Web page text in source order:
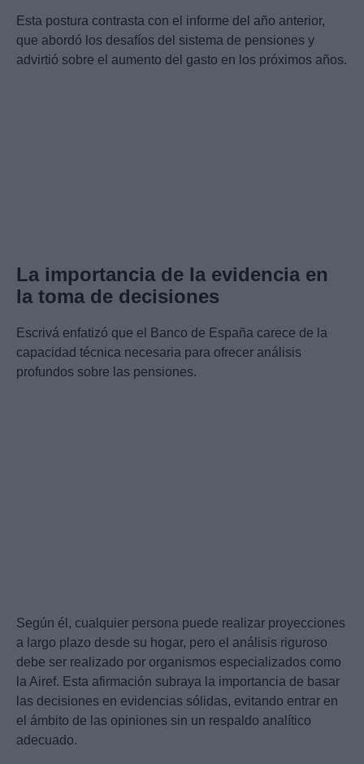
Esta postura contrasta con el informe del año anterior,
que abordó los desafíos del sistema de pensiones y
advirtió sobre el aumento del gasto en los próximos años.
La importancia de la evidencia en
la toma de decisiones
Escrivá enfatizó que el Banco de España carece de la
capacidad técnica necesaria para ofrecer análisis
profundos sobre las pensiones.
Según él, cualquier persona puede realizar proyecciones
a largo plazo desde su hogar, pero el análisis riguroso
debe ser realizado por organismos especializados como
la Airef. Esta afirmación subraya la importancia de basar
las decisiones en evidencias sólidas, evitando entrar en
el ámbito de las opiniones sin un respaldo analítico
adecuado.